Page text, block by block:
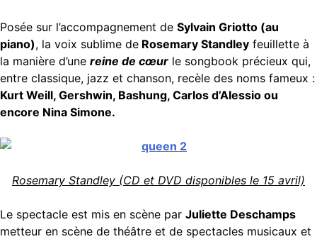
Posée sur l’accompagnement de Sylvain Griotto (au
piano), la voix sublime de Rosemary Standley feuillette à
la manière d’une reine de cœur le songbook précieux qui,
entre classique, jazz et chanson, recèle des noms fameux :
Kurt Weill, Gershwin, Bashung, Carlos d’Alessio ou
encore Nina Simone.
Rosemary Standley (CD et DVD disponibles le 15 avril)
Le spectacle est mis en scène par Juliette Deschamps
metteur en scène de théâtre et de spectacles musicaux et